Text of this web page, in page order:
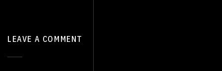
LEAVE A COMMENT